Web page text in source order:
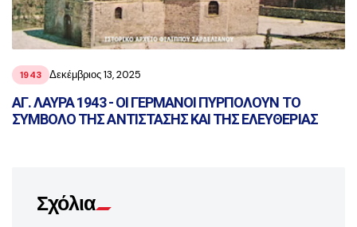
1943 Δεκέμβριος 13, 2025
ΑΓ. ΛΑΥΡΑ 1943 - ΟΙ ΓΕΡΜΑΝΟΙ ΠΥΡΠΟΛΟΥΝ ΤΟ
ΣΥΜΒΟΛΟ ΤΗΣ ΑΝΤΙΣΤΑΣΗΣ ΚΑΙ ΤΗΣ ΕΛΕΥΘΕΡΙΑΣ
Σχόλια